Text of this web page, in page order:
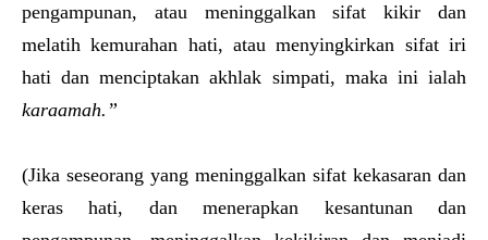
pengampunan, atau meninggalkan sifat kikir dan
melatih kemurahan hati, atau menyingkirkan sifat iri
hati dan menciptakan akhlak simpati, maka ini ialah
karaamah.”
(Jika seseorang yang meninggalkan sifat kekasaran dan
keras hati, dan menerapkan kesantunan dan